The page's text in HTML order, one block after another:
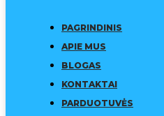
PAGRINDINIS
APIE MUS
BLOGAS
KONTAKTAI
PARDUOTUVĖS